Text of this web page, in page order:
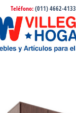
Teléfono: (011) 4662-4133